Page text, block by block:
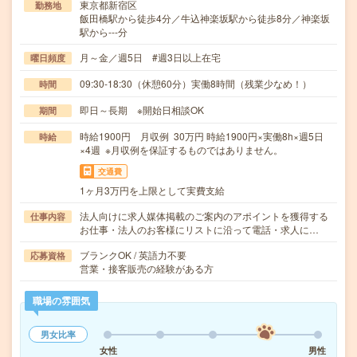
勤務地
東京都新宿区
飯田橋駅から徒歩4分／牛込神楽坂駅から徒歩8分／神楽坂
駅から---分
曜日頻度 月～金／週5日 #週3日以上在宅
時間 09:30-18:30（休憩60分）実働8時間（残業少なめ！）
期間 即日～長期 ※開始日相談OK
時給
時給1900円 月収例 30万円 時給1900円×実働8h×週5日
×4週 ※月収例を保証するものではありません。
交通費
1ヶ月3万円を上限として実費支給
仕事内容
法人向けに求人媒体掲載のご案内のアポイントを獲得する
お仕事・法人のお客様にリストに沿って電話・求人に…
応募資格
ブランクOK / 英語力不要
営業・接客販売の経験がある方
職場の雰囲気
男女比率
女性
男性